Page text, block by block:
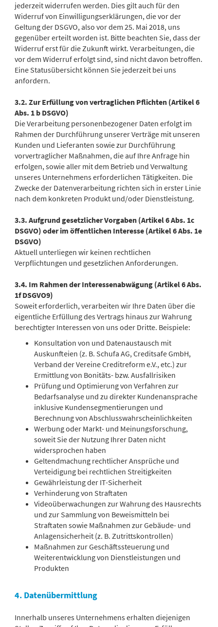
jederzeit widerrufen werden. Dies gilt auch für den
Widerruf von Einwilligungserklärungen, die vor der
Geltung der DSGVO, also vor dem 25. Mai 2018, uns
gegenüber erteilt worden ist. Bitte beachten Sie, dass der
Widerruf erst für die Zukunft wirkt. Verarbeitungen, die
vor dem Widerruf erfolgt sind, sind nicht davon betroffen.
Eine Statusübersicht können Sie jederzeit bei uns
anfordern.
3.2. Zur Erfüllung von vertraglichen Pflichten (Artikel 6
Abs. 1 b DSGVO)
Die Verarbeitung personenbezogener Daten erfolgt im
Rahmen der Durchführung unserer Verträge mit unseren
Kunden und Lieferanten sowie zur Durchführung
vorvertraglicher Maßnahmen, die auf Ihre Anfrage hin
erfolgen, sowie aller mit dem Betrieb und Verwaltung
unseres Unternehmens erforderlichen Tätigkeiten. Die
Zwecke der Datenverarbeitung richten sich in erster Linie
nach dem konkreten Produkt und/oder Dienstleistung.
3.3. Aufgrund gesetzlicher Vorgaben (Artikel 6 Abs. 1c
DSGVO) oder im öffentlichen Interesse (Artikel 6 Abs. 1e
DSGVO)
Aktuell unterliegen wir keinen rechtlichen
Verpflichtungen und gesetzlichen Anforderungen.
3.4. Im Rahmen der Interessenabwägung (Artikel 6 Abs.
1f DSGVO9)
Soweit erforderlich, verarbeiten wir Ihre Daten über die
eigentliche Erfüllung des Vertrags hinaus zur Wahrung
berechtigter Interessen von uns oder Dritte. Beispiele:
Konsultation von und Datenaustausch mit
Auskunfteien (z. B. Schufa AG, Creditsafe GmbH,
Verband der Vereine Creditreform e.V., etc.) zur
Ermittlung von Bonitäts- bzw. Ausfallrisiken
Prüfung und Optimierung von Verfahren zur
Bedarfsanalyse und zu direkter Kundenansprache
inklusive Kundensegmentierungen und
Berechnung von Abschlusswahrscheinlichkeiten
Werbung oder Markt- und Meinungsforschung,
soweit Sie der Nutzung Ihrer Daten nicht
widersprochen haben
Geltendmachung rechtlicher Ansprüche und
Verteidigung bei rechtlichen Streitigkeiten
Gewährleistung der IT-Sicherheit
Verhinderung von Straftaten
Videoüberwachungen zur Wahrung des Hausrechts
und zur Sammlung von Beweismitteln bei
Straftaten sowie Maßnahmen zur Gebäude- und
Anlagensicherheit (z. B. Zutrittskontrollen)
Maßnahmen zur Geschäftssteuerung und
Weiterentwicklung von Dienstleistungen und
Produkten
4. Datenübermittlung
Innerhalb unseres Unternehmens erhalten diejenigen